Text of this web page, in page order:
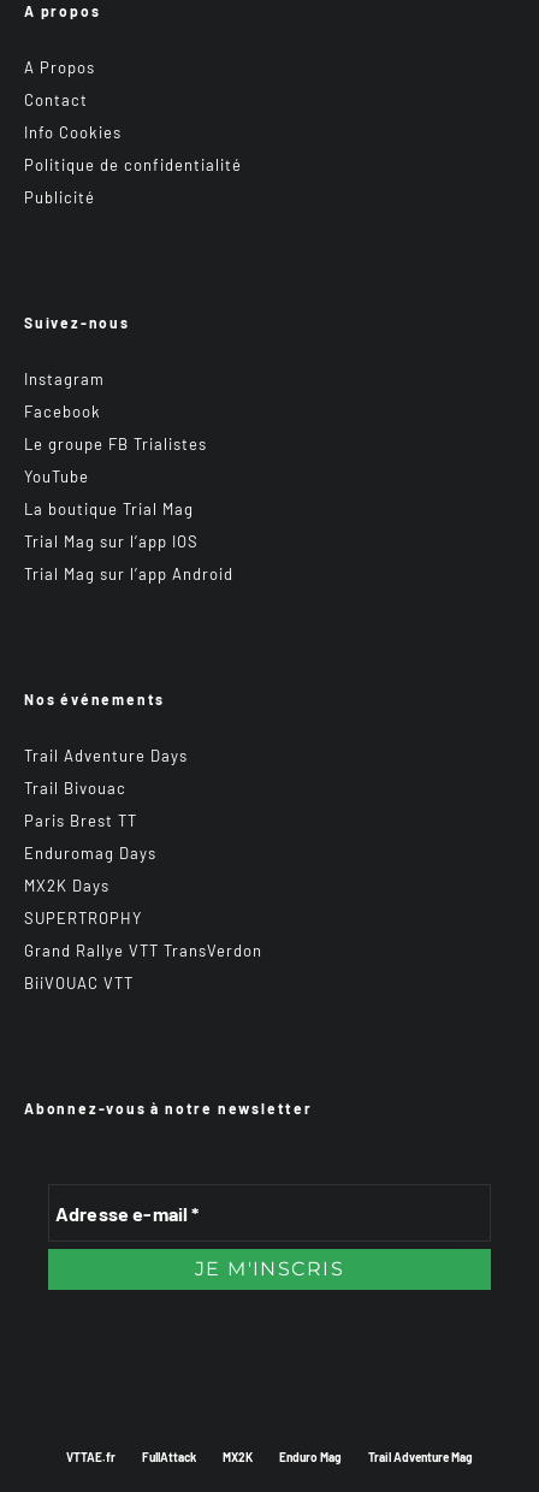
A propos
A Propos
Contact
Info Cookies
Politique de confidentialité
Publicité
Suivez-nous
Instagram
Facebook
Le groupe FB Trialistes
YouTube
La boutique Trial Mag
Trial Mag sur l’app IOS
Trial Mag sur l’app Android
Nos événements
Trail Adventure Days
Trail Bivouac
Paris Brest TT
Enduromag Days
MX2K Days
SUPERTROPHY
Grand Rallye VTT TransVerdon
BiiVOUAC VTT
Abonnez-vous à notre newsletter
VTTAE.fr FullAttack MX2K Enduro Mag Trail Adventure Mag